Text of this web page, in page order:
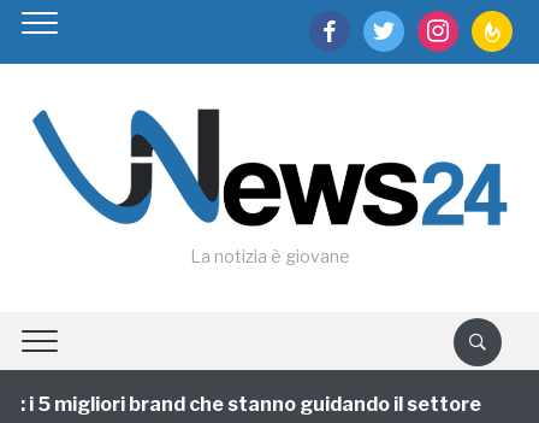
facebooktwitter instagram
La notizia è giovane
5 migliori brand che stanno guidando il settore